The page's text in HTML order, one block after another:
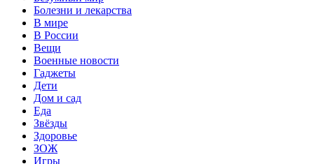
Болезни и лекарства
В мире
В России
Вещи
Военные новости
Гаджеты
Дети
Дом и сад
Еда
Звёзды
Здоровье
ЗОЖ
Игры